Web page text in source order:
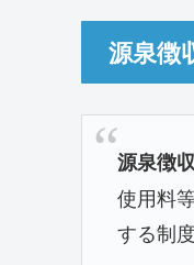
源泉徴
源泉徴
使用料
する制